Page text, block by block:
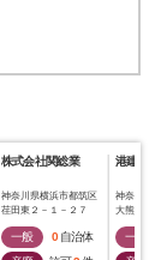
株式会社関総業
神奈川県横浜市都筑区
荏田東２－１－２７
一般 0 自治体
港建物
神奈川県
大熊町３
一般